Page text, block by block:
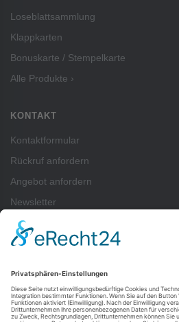
Loseblattsammlung
Klappkarten
Bonuskarte / Stempelkarte
Alle Produkte ›
KONTAKT
Kontaktformular
Rückruf anfordern
Angebot anfordern
Newsletter
ZAHLUNGSARTEN
Kreditkartenzahlung (Visa, Mastercard) über
PayPal-Konto.